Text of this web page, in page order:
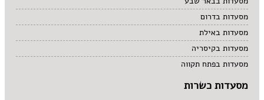
מסעדות בדרום
מסעדות באילת
מסעדות בקיסריה
מסעדות בפתח תקווה
מסעדות כשרות